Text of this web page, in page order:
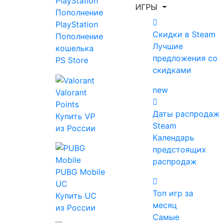
Пополнение
PlayStation
Пополнение
кошелька
PS Store
Valorant
Points
Купить VP
из России
PUBG Mobile
UC
Купить UC
из России
ИГРЫ
Скидки в Steam
Лучшие
предложения со
скидками
new
Даты распродаж
Steam
Календарь
предстоящих
распродаж
Топ игр за
месяц
Самые
Главная
Все игры
Shadows of Doubt
Shadows of
Doubt